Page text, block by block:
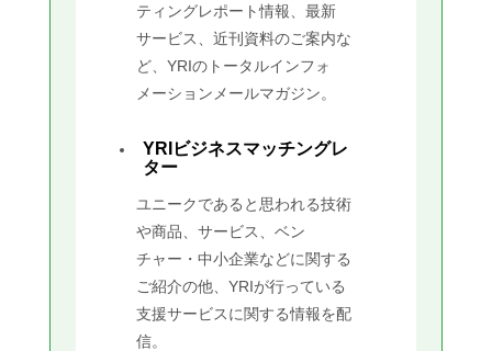
ティングレポート情報、最新
サービス、近刊資料のご案内な
ど、YRIのトータルインフォ
メーションメールマガジン。
YRIビジネスマッチングレ
ター
ユニークであると思われる技術
や商品、サービス、ベン
チャー・中小企業などに関する
ご紹介の他、YRIが行っている
支援サービスに関する情報を配
信。